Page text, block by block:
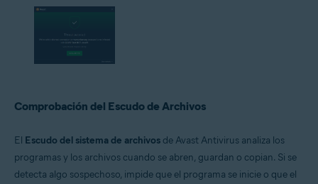
Comprobación del Escudo de Archivos
El Escudo del sistema de archivos de Avast Antivirus analiza los
programas y los archivos cuando se abren, guardan o copian. Si se
detecta algo sospechoso, impide que el programa se inicie o que el